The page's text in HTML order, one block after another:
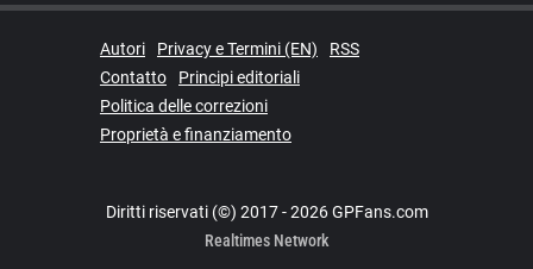
Autori Privacy e Termini (EN)
RSS
Contatto
Principi editoriali
Politica delle correzioni
Proprietà e finanziamento
Diritti riservati (©) 2017 - 2026 GPFans.com
Realtimes Network